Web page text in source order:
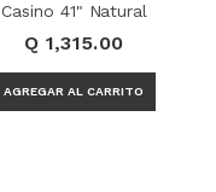
Casino 41" Natural
Q 1,315.00